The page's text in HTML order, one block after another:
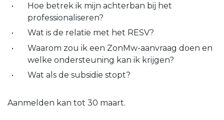
Hoe betrek ik mijn achterban bij het
professionaliseren?
Wat is de relatie met het RESV?
Waarom zou ik een ZonMw-aanvraag doen en
welke ondersteuning kan ik krijgen?
Wat als de subsidie stopt?
Aanmelden kan tot 30 maart.